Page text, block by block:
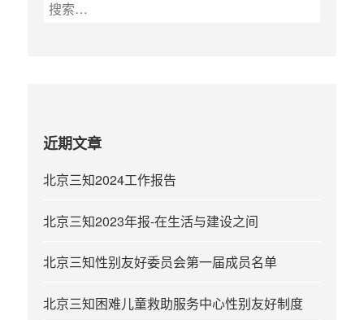
近期文章
北京三知2024工作报告
北京三知2023年报-在生活与建设之间
北京三知性别友好委员会第一届成员名单
北京三知困难儿童救助服务中心性别友好制度